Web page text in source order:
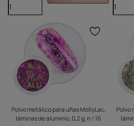
Polvo metálico para uñas MollyLac,
láminas de aluminio, 0,2 g, n.º 16
Haga
Polvo